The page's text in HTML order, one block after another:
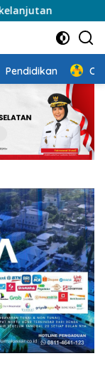
Sosialisasi
Pendidikan